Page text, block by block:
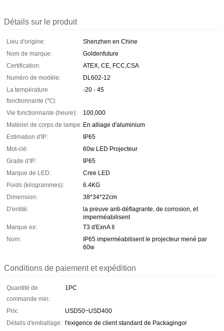
Détails sur le produit
Lieu d'origine:
Shenzhen en Chine
Nom de marque:
Goldenfuture
Certification:
ATEX, CE, FCC,CSA
Numéro de modèle:
DL602-12
La température
fonctionnante (℃):
-20 - 45
Vie fonctionnante (heure):
100,000
Matériel de corps de lampe: En alliage d'aluminium
Estimation d'IP:
IP65
Mot-clé:
60w LED Projecteur
Grade d'IP:
IP65
Marque de LED:
Cree LED
Poids (kilogrammes):
6.4KG
Dimension:
38*34*22cm
D'entité:
la preuve anti-déflagrante, de corrosion, et
imperméabilisent
Marque ex:
T3 d'ExnA II
Nom:
IP65 imperméabilisent le projecteur mené par
60w
Conditions de paiement et expédition
Quantité de
commande min:
1PC
Prix:
USD50~USD400
Détails d'emballage: l'exigence de client standard de Packagingor